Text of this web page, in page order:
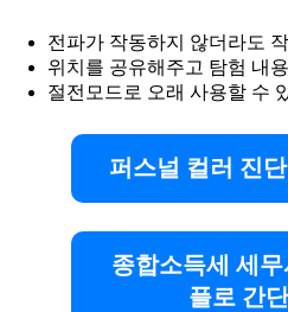
전파가 작동하지 않더라도
위치를 공유해주고 탐험 내
절전모드로 오래 사용할 수
퍼스널 컬러 진
종합소득세 세
플로 간